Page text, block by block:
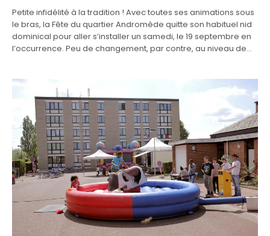
Petite infidélité à la tradition ! Avec toutes ses animations sous
le bras, la Fête du quartier Andromède quitte son habituel nid
dominical pour aller s’installer un samedi, le 19 septembre en
l’occurrence. Peu de changement, par contre, au niveau de…